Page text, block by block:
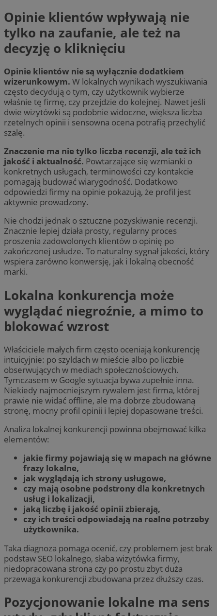
Opinie klientów wpływają nie
tylko na zaufanie, ale też na
decyzję o kliknięciu
Opinie klientów nie są wyłącznie dodatkiem
wizerunkowym. W lokalnych wynikach wyszukiwania
często decydują o tym, czy użytkownik wybierze
właśnie tę firmę, czy przejdzie do kolejnej. Nawet jeśli
dwie wizytówki są podobnie widoczne, większa liczba
rzetelnych opinii i sensowna ocena potrafią przechylić
szalę.
Znaczenie ma nie tylko liczba recenzji, ale też ich
jakość i aktualność. Powtarzające się wzmianki o
konkretnych usługach, terminowości czy kontakcie
pomagają budować wiarygodność. Dodatkowo
odpowiedzi firmy na opinie pokazują, że profil jest
aktywnie prowadzony.
Nie chodzi jednak o sztuczne pozyskiwanie recenzji.
Znacznie lepiej działa prosty, regularny proces
proszenia zadowolonych klientów o opinię po
zakończonej usłudze. To naturalny sygnał jakości, który
wspiera zarówno konwersję, jak i lokalną obecność
marki.
Lokalna konkurencja może
wyglądać niegroźnie, a mimo to
blokować wzrost
Właściciele małych firm często oceniają konkurencję
intuicyjnie: po szyldach w mieście albo po liczbie
obserwujących w mediach społecznościowych.
Tymczasem w Google sytuacja bywa zupełnie inna.
Niekiedy najmocniejszym rywalem jest firma, której
prawie nie widać offline, ale ma dobrze zbudowaną
stronę, mocny profil opinii i lepiej dopasowane treści.
Analiza lokalnej konkurencji powinna obejmować kilka
elementów:
jakie firmy pojawiają się w mapach na główne
frazy lokalne,
jak wyglądają ich strony usługowe,
czy mają osobne podstrony dla konkretnych
usług i lokalizacji,
jaką liczbę i jakość opinii zbierają,
czy ich treści odpowiadają na realne potrzeby
użytkownika.
Taka diagnoza pomaga ocenić, czy problemem jest brak
podstaw SEO lokalnego, słaba wizytówka firmy,
niedopracowana strona czy po prostu zbyt duża
przewaga konkurencji zbudowana przez dłuższy czas.
Pozycjonowanie lokalne ma sens